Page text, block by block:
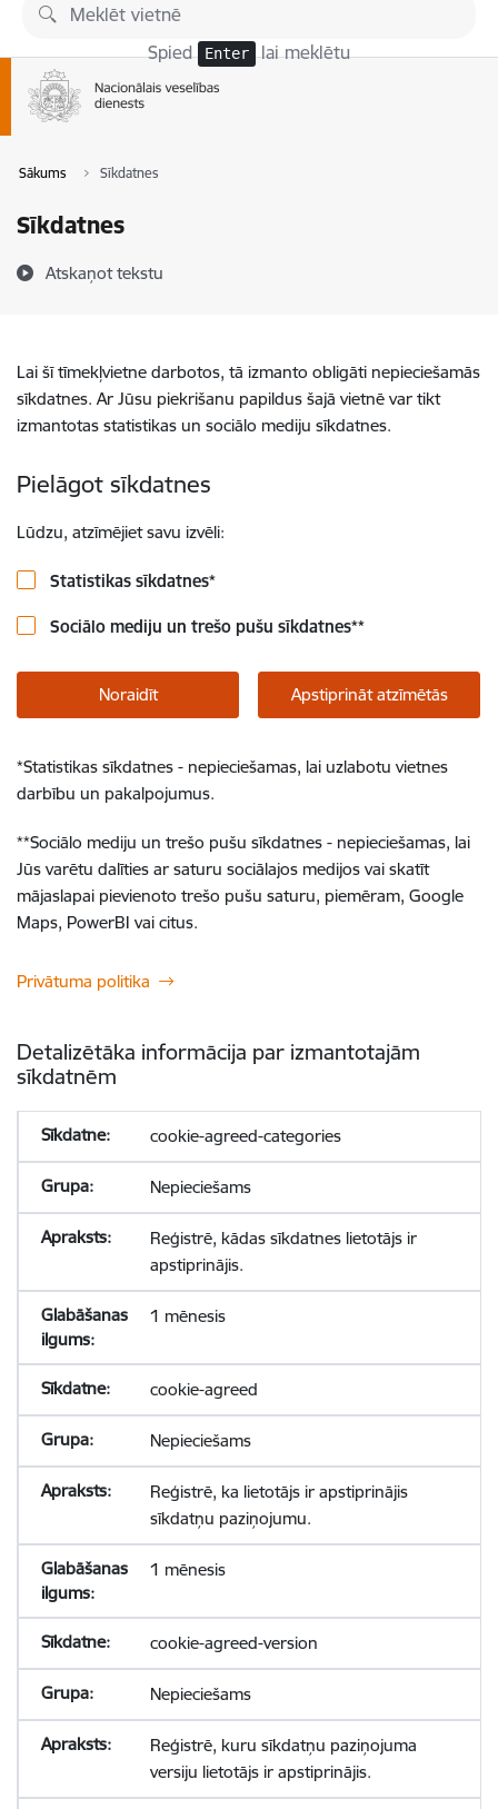
Pāriet uz lapas saturu
Spied Enter lai meklētu
Sākums Sīkdatnes
Sīkdatnes
Atskaņot tekstu
Lai šī tīmekļvietne darbotos, tā izmanto obligāti nepieciešamās
sīkdatnes. Ar Jūsu piekrišanu papildus šajā vietnē var tikt
izmantotas statistikas un sociālo mediju sīkdatnes.
Pielāgot sīkdatnes
Lūdzu, atzīmējiet savu izvēli:
Statistikas sīkdatnes*
Sociālo mediju un trešo pušu sīkdatnes**
Noraidīt Apstiprināt atzīmētās
*Statistikas sīkdatnes - nepieciešamas, lai uzlabotu vietnes
darbību un pakalpojumus.
**Sociālo mediju un trešo pušu sīkdatnes - nepieciešamas, lai
Jūs varētu dalīties ar saturu sociālajos medijos vai skatīt
mājaslapai pievienoto trešo pušu saturu, piemēram, Google
Maps, PowerBI vai citus.
Privātuma politika
Detalizētāka informācija par izmantotajām
sīkdatnēm
cookie-agreed-categories
Nepieciešams
Reģistrē, kādas sīkdatnes lietotājs ir
apstiprinājis.
1 mēnesis
cookie-agreed
Nepieciešams
Reģistrē, ka lietotājs ir apstiprinājis
sīkdatņu paziņojumu.
1 mēnesis
cookie-agreed-version
Nepieciešams
Reģistrē, kuru sīkdatņu paziņojuma
versiju lietotājs ir apstiprinājis.